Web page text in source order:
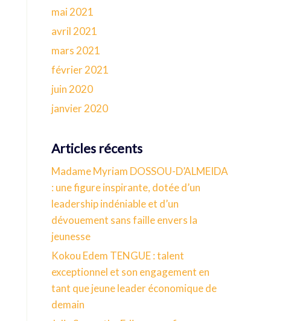
mai 2021
avril 2021
mars 2021
février 2021
juin 2020
janvier 2020
Articles récents
Madame Myriam DOSSOU-D’ALMEIDA
: une figure inspirante, dotée d’un
leadership indéniable et d’un
dévouement sans faille envers la
jeunesse
Kokou Edem TENGUE : talent
exceptionnel et son engagement en
tant que jeune leader économique de
demain